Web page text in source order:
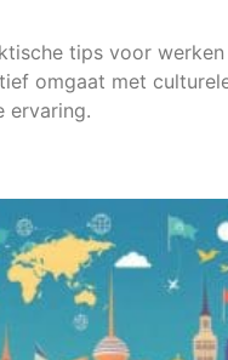
tips voor
omgaat met
ervaring.